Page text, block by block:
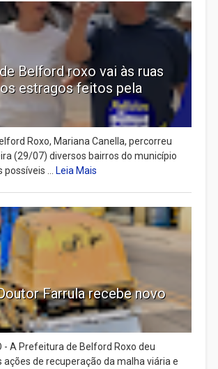
Belford roxo vai às ruas
estragos feitos pela
Roxo, Mariana Canella, percorreu
(29/07) diversos bairros do município
...
Leia Mais
Farrula recebe novo
- A Prefeitura de Belford Roxo deu
ações de recuperação da malha viária e